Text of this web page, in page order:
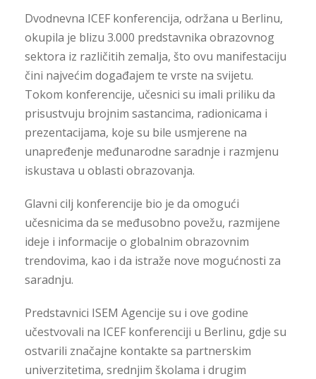
Dvodnevna ICEF konferencija, održana u Berlinu,
okupila je blizu 3.000 predstavnika obrazovnog
sektora iz različitih zemalja, što ovu manifestaciju
čini najvećim događajem te vrste na svijetu.
Tokom konferencije, učesnici su imali priliku da
prisustvuju brojnim sastancima, radionicama i
prezentacijama, koje su bile usmjerene na
unapređenje međunarodne saradnje i razmjenu
iskustava u oblasti obrazovanja.
Glavni cilj konferencije bio je da omogući
učesnicima da se međusobno povežu, razmijene
ideje i informacije o globalnim obrazovnim
trendovima, kao i da istraže nove mogućnosti za
saradnju.
Predstavnici ISEM Agencije su i ove godine
učestvovali na ICEF konferenciji u Berlinu, gdje su
ostvarili značajne kontakte sa partnerskim
univerzitetima, srednjim školama i drugim